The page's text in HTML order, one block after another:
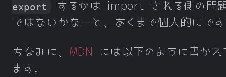
export
するかは import される側の問
ではないかなーと、あくまで個人的にで
ちなみに、 MDN
には以下のように書かれ
ます。